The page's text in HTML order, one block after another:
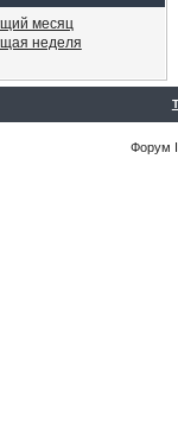
месяц
неделя
Форум